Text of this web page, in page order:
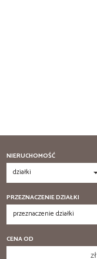
NIERUCHOMOŚĆ
PRZEZNACZENIE DZIAŁKI
CENA OD
zł